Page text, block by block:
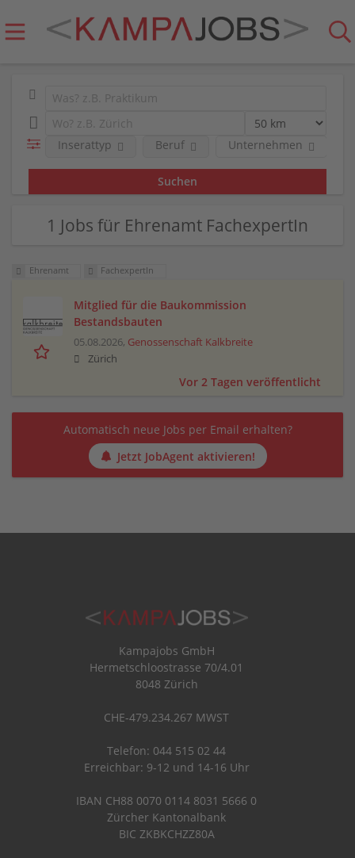
Inserattyp Unternehmen
Beruf
1 Jobs für Ehrenamt FachexpertIn
Ehrenamt FachexpertIn
Mitglied für die Baukommission
Bestandsbauten
05.08.2026, Genossenschaft Kalkbreite
Zürich
Vor 2 Tagen veröffentlicht
Automatisch neue Jobs per Email erhalten?
Jetzt JobAgent aktivieren!
Kampajobs GmbH
Hermetschloostrasse 70/4.01
8048 Zürich
CHE-479.234.267 MWST
Telefon: 044 515 02 44
Erreichbar: 9-12 und 14-16 Uhr
IBAN CH88 0070 0114 8031 5666 0
Zürcher Kantonalbank
BIC ZKBKCHZZ80A